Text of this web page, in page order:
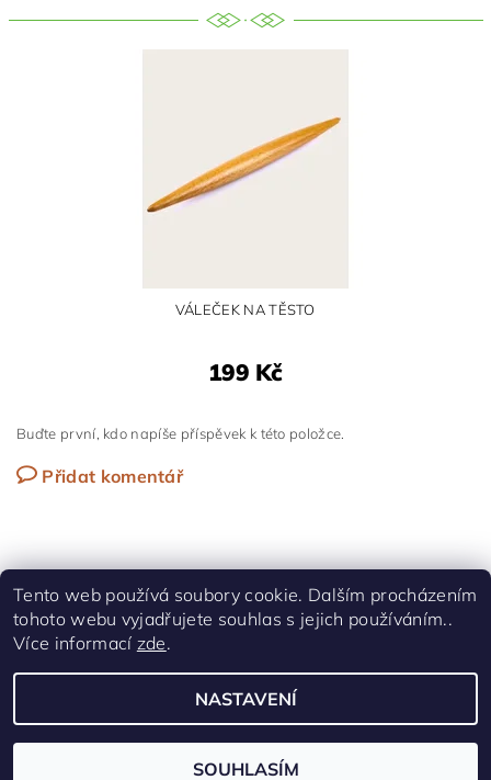
VÁLEČEK NA TĚSTO
199 Kč
Buďte první, kdo napíše příspěvek k této položce.
Přidat komentář
Shoptet.cz Facebook
2026 © UPEČ SI, všechna práva vyhrazenaUpravit nastavení cookies
Vytvořil Shoptet
Tento web používá soubory cookie. Dalším procházením
tohoto webu vyjadřujete souhlas s jejich používáním..
Více informací zde.
NASTAVENÍ
SOUHLASÍM